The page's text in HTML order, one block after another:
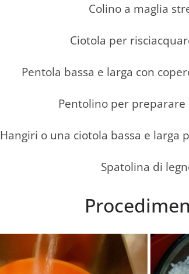
Colino a maglia
Ciotola per
Pentola bassa e larga con
Pentolino per preparare
Hangiri o una ciotola bassa e larga
Spatolina di